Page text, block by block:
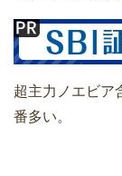
超主力ノエビア
番多い。